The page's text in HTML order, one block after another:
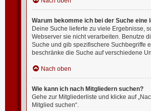
Warum bekomme ich bei der Suche eine
Deine Suche lieferte zu viele Ergebnisse,
Webserver sie nicht verarbeiten. Benutze
Suche und gib spezifischere Suchbegriffe
beschränke die Suche auf verschiedene
Nach oben
Wie kann ich nach Mitgliedern suchen?
Gehe zur Mitgliederliste und klicke auf
Mitglied suchen“.